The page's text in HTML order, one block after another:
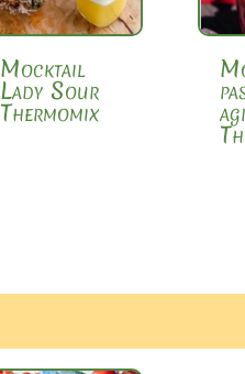
Mocktail
Lady Sour
Thermomix